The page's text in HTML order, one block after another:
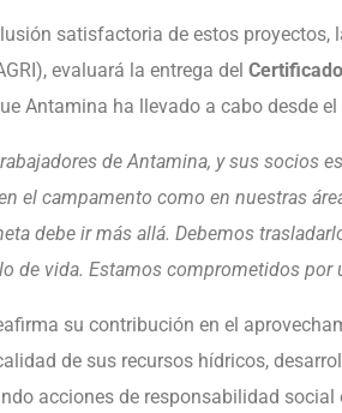
satisfactoria de estos
evaluará la entrega del
Antamina ha llevado a cabo desde
de Antamina, y sus socios
el campamento como en nuestras
debe ir más allá. Debemos
de vida. Estamos comprometidos por
su contribución en el
de sus recursos hídricos,
acciones de responsabilidad